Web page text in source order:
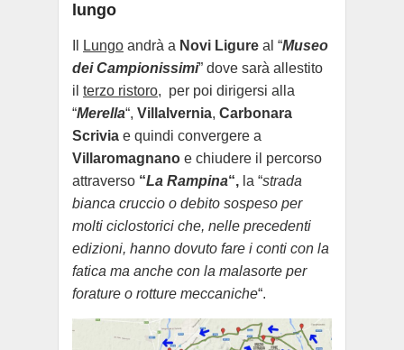
lungo
Lungo andrà a Novi Ligure al “Museo
dei Campionissimi” dove sarà allestito
il terzo ristoro, per poi dirigersi alla
“Merella“, Villalvernia, Carbonara
Scrivia e quindi convergere a
Villaromagnano e chiudere il percorso
attraverso “La Rampina“, la “strada
bianca cruccio o debito sospeso per
molti ciclostorici che, nelle precedenti
edizioni, hanno dovuto fare i conti con la
fatica ma anche con la malasorte per
forature o rotture meccaniche“.